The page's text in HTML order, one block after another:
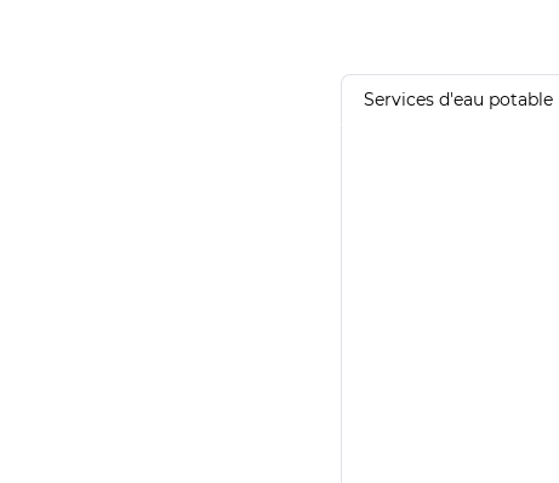
Services d'eau potable